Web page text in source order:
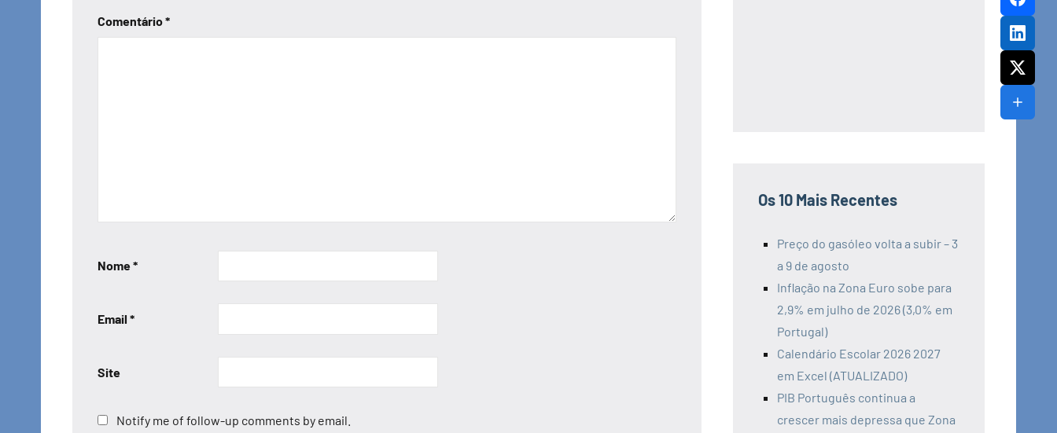
Comentário*
Nome*
Email *
Site
Notify me of follow-up comments by email.
Os 10 Mais Recentes
Preço do gasóleo volta a subir – 3
a 9 de agosto
Inflação na Zona Euro sobe para
2,9% em julho de 2026 (3,0% em
Portugal)
Calendário Escolar 2026 2027
em Excel (ATUALIZADO)
PIB Português continua a
crescer mais depressa que Zona